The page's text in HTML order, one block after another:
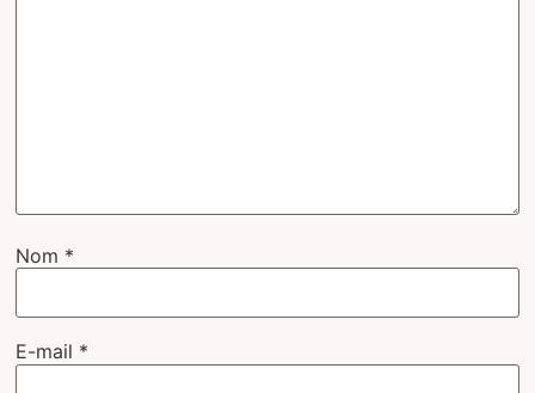
Nom *
E-mail *